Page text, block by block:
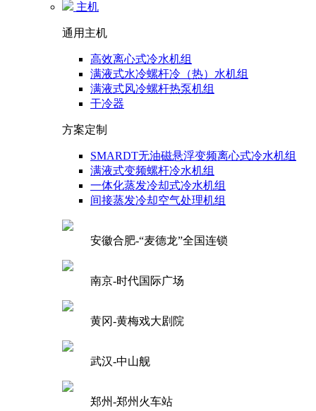
主机
通用主机
高效离心式冷水机组
满液式水冷螺杆冷（热）水机组
满液式风冷螺杆热泵机组
干冷器
方案定制
SMARDT无油磁悬浮变频离心式冷水机组
满液式变频螺杆冷水机组
一体化蒸发冷却式冷水机组
间接蒸发冷却空气处理机组
安徽合肥-“麦德龙”全国连锁
南京-时代国际广场
黄冈-黄梅戏大剧院
武汉-中山舰
郑州-郑州火车站